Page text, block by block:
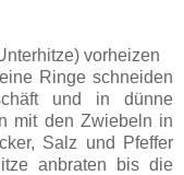
vorheizen
Ringe schneiden
und in dünne
mit den Zwiebeln in
Salz und Pfeffer
anbraten bis die